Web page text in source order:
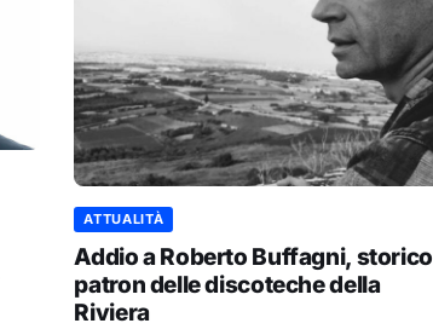
ATTUALITÀ
Addio a Roberto Buffagni, storico
patron delle discoteche della
Riviera